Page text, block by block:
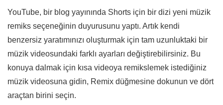
YouTube, bir blog yayınında Shorts için bir dizi yeni müzik
remiks seçeneğinin duyurusunu yaptı. Artık kendi
benzersiz yaratımınızı oluşturmak için tam uzunluktaki bir
müzik videosundaki farklı ayarları değiştirebilirsiniz. Bu
konuya dalmak için kısa videoya remikslemek istediğiniz
müzik videosuna gidin, Remix düğmesine dokunun ve dört
araçtan birini seçin.